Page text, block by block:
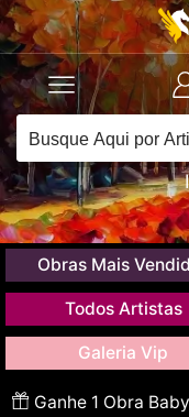
Obras Mais
Todos Artistas
Galeria Vip
Ganhe 1 Obra